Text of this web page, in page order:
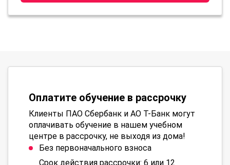
Оплатите обучение в рассрочку
Клиенты ПАО Сбербанк и АО Т-Банк могут
оплачивать обучение в нашем учебном
центре в рассрочку, не выходя из дома!
Без первоначального взноса
Срок действия рассрочки: 6 или 12